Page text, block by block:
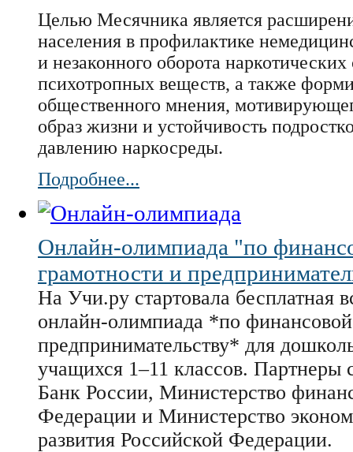
Целью Месячника является
населения в профилактике
и незаконного оборота наркотических
психотропных веществ, а также
общественного мнения,
образ жизни и устойчивость
давлению наркосреды.
Подробнее...
Онлайн-олимпиада "по
грамотности и
На Учи.ру стартовала бесплатная
онлайн-олимпиада *по
предпринимательству* для
учащихся 1–11 классов. Партнеры
Банк России, Министерство
Федерации и Министерство
развития Российской Федерации.